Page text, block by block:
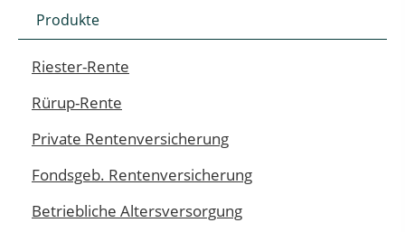
Produkte
Riester-Rente
Rürup-Rente
Private Rentenversicherung
Fondsgeb. Rentenversicherung
Betriebliche Altersversorgung